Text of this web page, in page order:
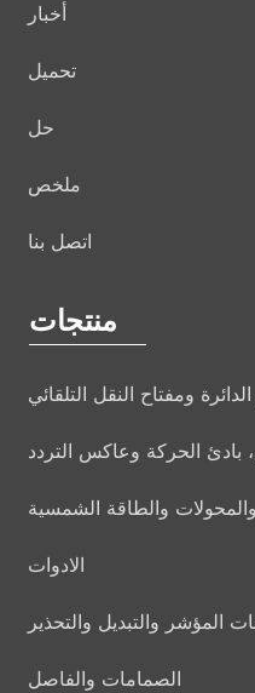
أخبار
تحميل
حل
ملخص
اتصل بنا
منتجات
ومفتاح النقل التلقائي
بادئ الحركة وعاكس التردد
والطاقة الشمسية
الادوات
المؤشر والتبديل والتحذير
الصمامات والفاصل